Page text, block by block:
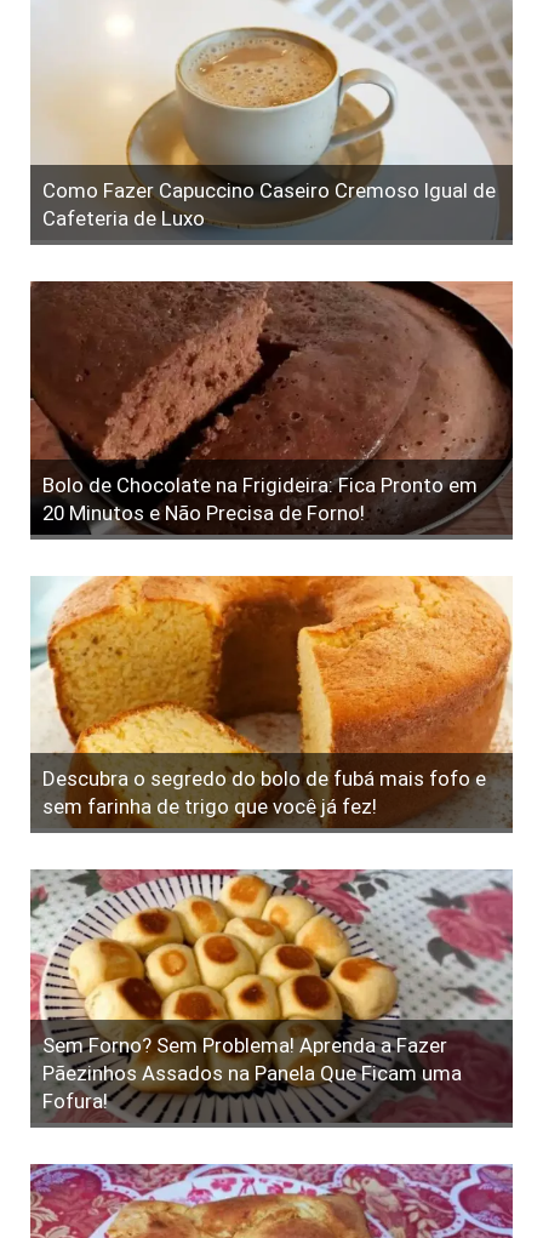
Como Fazer Capuccino Caseiro Cremoso Igual de
Cafeteria de Luxo
Bolo de Chocolate na Frigideira: Fica Pronto em
20 Minutos e Não Precisa de Forno!
Descubra o segredo do bolo de fubá mais fofo e
sem farinha de trigo que você já fez!
Sem Forno? Sem Problema! Aprenda a Fazer
Pãezinhos Assados na Panela Que Ficam uma
Fofura!